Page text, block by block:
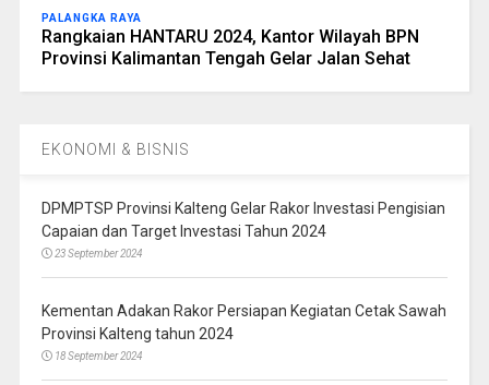
PALANGKA RAYA
Rangkaian HANTARU 2024, Kantor Wilayah BPN
Provinsi Kalimantan Tengah Gelar Jalan Sehat
EKONOMI & BISNIS
DPMPTSP Provinsi Kalteng Gelar Rakor Investasi Pengisian
Capaian dan Target Investasi Tahun 2024
23 September 2024
Kementan Adakan Rakor Persiapan Kegiatan Cetak Sawah
Provinsi Kalteng tahun 2024
18 September 2024